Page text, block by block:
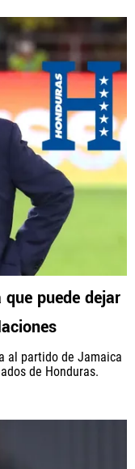
puede dejar
al partido de Jamaica
de Honduras.